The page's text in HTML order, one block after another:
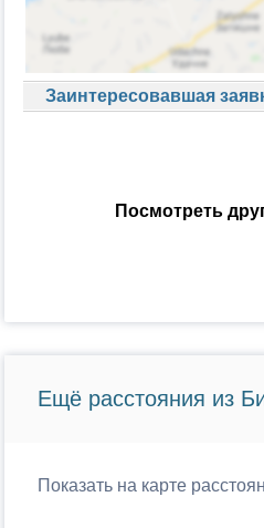
Заинтересовавшая
Посмотреть
Ещё расстояния из
Показать на карте